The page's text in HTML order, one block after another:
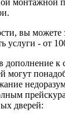
вы можете
услуги - от
дополнение к
могут
дверей: